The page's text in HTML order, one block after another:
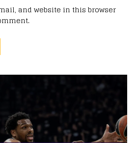
and website in this browser